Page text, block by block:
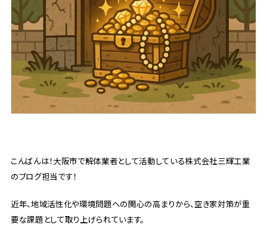
こんばんは！大阪市で解体業者として活動している株式会社三輝工業
のブログ担当です！
近年、地域活性化や環境問題への関心の高まりから、空き家対策が重
要な課題として取り上げられています。